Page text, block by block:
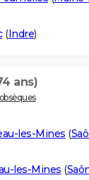
(Indre)
ans)
les-Mines (
les-Mines (